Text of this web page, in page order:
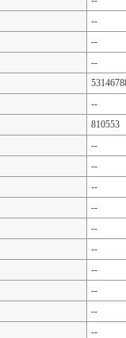
--
--
--
--
810553
--
--
--
--
--
--
--
--
--
--